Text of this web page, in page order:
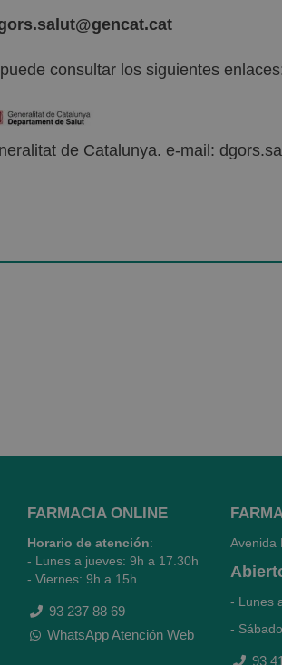
consultar los siguientes
de Catalunya. e-mail:
FARMACIA ONLINE
Horario de atención:
- Lunes a jueves: 9h a 17.30h
- Viernes: 9h a 15h
93 237 88 69
WhatsApp Atención Web
Avenida
- Lunes
-
93